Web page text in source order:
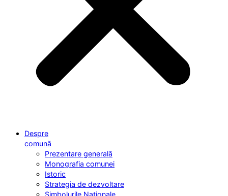
Despre
comună
Prezentare generală
Monografia comunei
Istoric
Strategia de dezvoltare
Simbolurile Naționale